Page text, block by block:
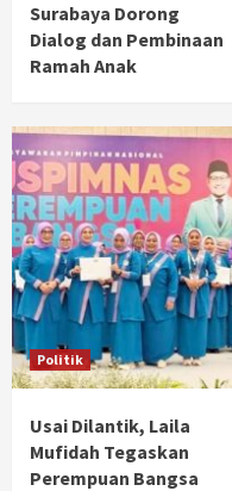
Surabaya Dorong
Dialog dan Pembinaan
Ramah Anak
Politik
Usai Dilantik, Laila
Mufidah Tegaskan
Perempuan Bangsa